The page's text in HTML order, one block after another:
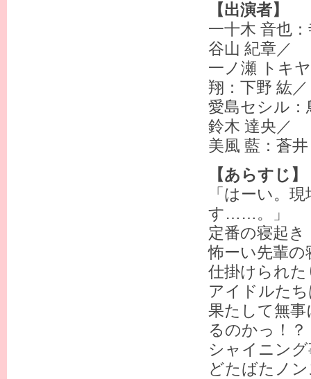
【出演者】
一十木 音也
谷山 紀章／
一ノ瀬 トキ
翔：下野 紘／
愛島セシル：
鈴木 達央／
美風 藍：蒼
【あらすじ】
「はーい。
す……。」
定番の寝起
怖ーい先輩
仕掛けられ
アイドルた
果たして無
るのかっ！？
シャイニン
どたばたノ